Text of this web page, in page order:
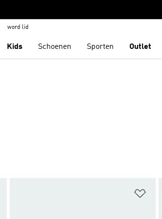
word lid
Kids Schoenen Sporten Outlet